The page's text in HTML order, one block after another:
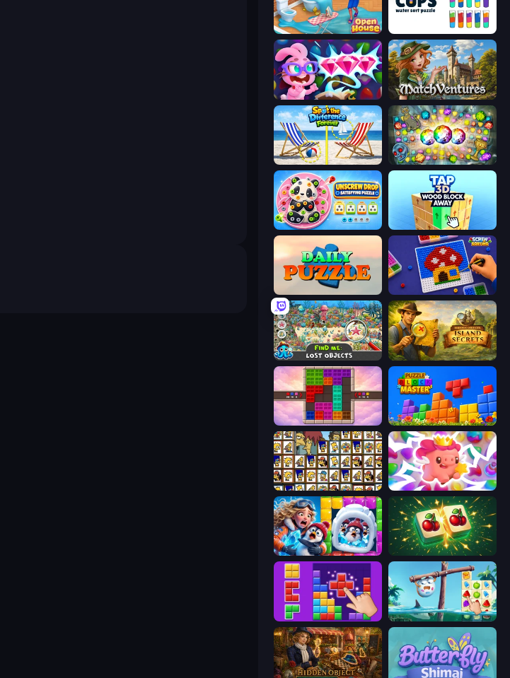
Open House Cups - Water Sort Puzzle
Skydom: Reforged MatchVentures
Spot the Difference Forever Forgotten Treasure 2
Unscrew Drop: Satisfying Puzzle
Screw Sorting
Find Me: Lost Objects Hidden Objects: Island Secrets
Color Cube Puzzle Puzzle Block Master
Tiles of the Simpsons Match Arena
Captain Blast Mahjong Puzzle: Tile Match
BlockBuster Puzzle Sugar Heroes